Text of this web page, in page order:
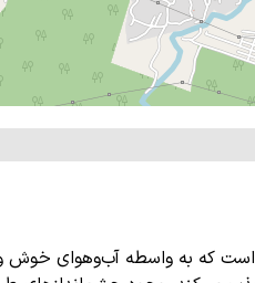
که به واسطه آب‌وهوای خوش